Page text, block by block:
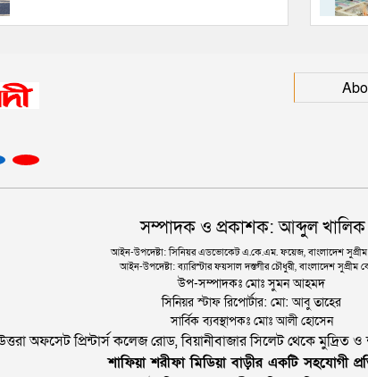
সম্পাদক ও প্রকাশক: আব্দুল খালিক
আইন-উপদেষ্টা: সিনিয়র এডভোকেট এ.কে.এম. ফয়েজ, বাংলাদেশ সুপ্রীম
আইন-উপদেষ্টা: ব্যারিস্টার ফয়সাল দস্তগীর চৌধুরী, বাংলাদেশ সুপ্রীম
উপ-সম্পাদকঃ মোঃ সুমন আহমদ
সিনিয়র স্টাফ রিপোর্টার: মো: আবু তাহের
সার্বিক ব্যবস্থাপকঃ মোঃ আলী হোসেন
অফসেট প্রিন্টার্স কলেজ রোড, বিয়ানীবাজার সিলেট থেকে মুদ্রিত
শাফিয়া শরীফা মিডিয়া বাড়ীর একটি সহযোগী